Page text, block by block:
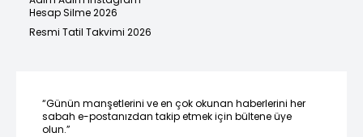
Hesap Silme 2026
Resmi Tatil Takvimi 2026
“Günün manşetlerini ve en çok okunan haberlerini her
sabah e-postanızdan takip etmek için bültene üye
olun.”